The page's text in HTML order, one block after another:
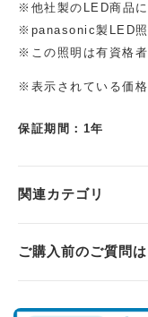
※他社製のLED商品
※panasonic製LED照
※この照明は有資格
※表示されている価格
保証期間：1年
関連カテゴリ
ご購入前のご質問